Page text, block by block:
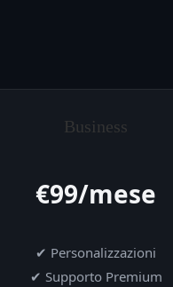
Business
€99/mese
✔ Personalizzazioni
✔ Supporto Premium